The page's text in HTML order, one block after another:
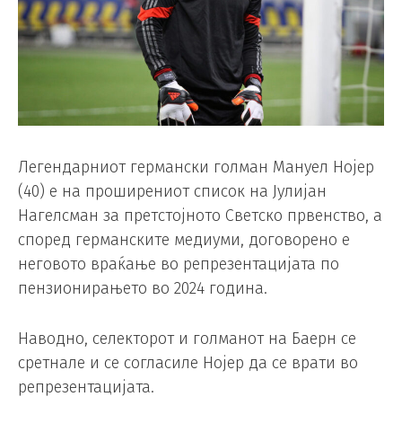
Легендарниот германски голман Мануел Нојер
(40) е на проширениот список на Јулијан
Нагелсман за претстојното Светско првенство, а
според германските медиуми, договорено е
неговото враќање во репрезентацијата по
пензионирањето во 2024 година.
Наводно, селекторот и голманот на Баерн се
сретнале и се согласиле Нојер да се врати во
репрезентацијата.